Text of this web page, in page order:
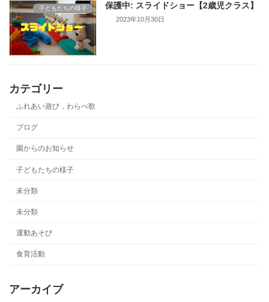
子どもたちの様子 保護中: スライドショー【2歳児クラス】
2023年10月30日
カテゴリー
ふれあい遊び，わらべ歌
ブログ
園からのお知らせ
子どもたちの様子
未分類
未分類
運動あそび
食育活動
アーカイブ